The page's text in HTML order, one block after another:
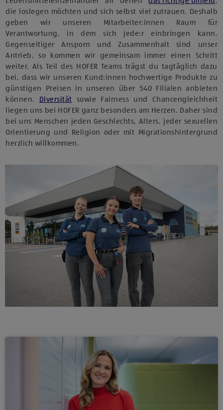
die loslegen möchten und sich selbst viel zutrauen. Deshalb
geben wir unseren Mitarbeiter:innen Raum für
Verantwortung, in dem sich jede:r einbringen kann.
Gegenseitiger Ansporn und Zusammenhalt sind unser
Antrieb, so kommen wir gemeinsam immer einen Schritt
weiter. Als Teil des HOFER Teams trägst du tagtäglich dazu
bei, dass wir unseren Kund:innen hochwertige Produkte zu
günstigen Preisen in unseren über 540 Filialen anbieten
können. Diversität sowie Fairness und Chancengleichheit
liegen uns bei HOFER ganz besonders am Herzen. Daher sind
bei uns Menschen jeden Geschlechts, Alters, jeder sexuellen
Orientierung und Religion oder mit Migrationshintergrund
herzlich willkommen.